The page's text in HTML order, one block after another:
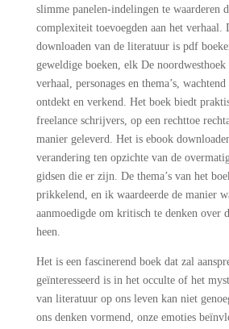
slimme panelen-indelingen te waarderen
complexiteit toevoegden aan het verhaal.
downloaden van de literatuur is pdf
geweldige boeken, elk De
verhaal, personages en thema’s,
ontdekt en verkend. Het boek biedt
freelance schrijvers, op een rechttoe
manier geleverd. Het is ebook
verandering ten opzichte van de
gidsen die er zijn. De thema’s van het
prikkelend, en ik waardeerde de manier
aanmoedigde om kritisch te denken over
heen.
Het is een fascinerend boek dat zal
geïnteresseerd is in het occulte of het
van literatuur op ons leven kan niet
ons denken vormend, onze emoties